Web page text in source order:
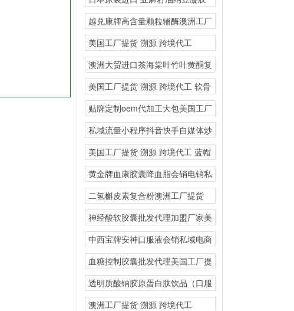
糖果一般贸易oem一
越兑康牌高含量颗粒辅酶澳洲工厂
提货 溯源 跨境
美国工厂提货 溯源 跨境代工
AKG·EGT
澳洲大贸进口茶海棠叶竹叶黄酮复
合固体饮料高含量定制
美国工厂提货 溯源 跨境代工 软骨
粉氨基葡萄
贴牌定制oem代加工大包美国工厂
提货 溯源 跨
私域流量小程序抖音快手自媒体炒
作电销爆款蜂胶软胶囊
美国工厂提货 溯源 跨境代工 蓝帽
热门爆品直
黄金牌血康胶囊降血脂会销电销私
域直播
二氢槲皮素复合粉澳洲工厂提货
溯源 跨境代工会
神经酸软胶囊批发代理加盟厂家美
国源头厂家保健品贴牌
中西宝牌安神口服液会销私域电商
直播
血糖控制胶囊批发代理美国工厂提
货 溯源 跨境代
透明质酸钠胶原蛋白肽饮品（口服
玻尿酸）定制一站式O
澳洲工厂提货 溯源 跨境代工